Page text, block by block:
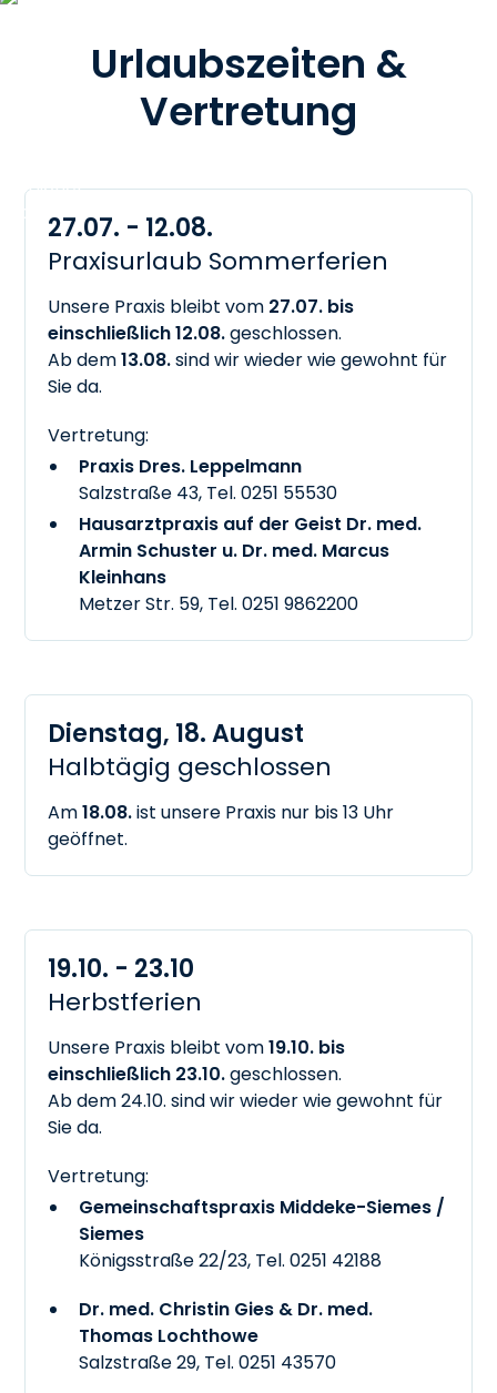
Urlaubszeiten &
Vertretung
27.07. - 12.08.
Praxisurlaub Sommerferien
Unsere Praxis bleibt vom 27.07. bis
einschließlich 12.08.geschlossen.
Ab dem13.08.sind wir wieder wie gewohnt für
Sie da.
Vertretung:
Praxis Dres. Leppelmann
Salzstraße 43, Tel.0251 55530
Hausarztpraxis auf der Geist Dr. med.
Armin Schuster u. Dr. med. Marcus
Kleinhans
Metzer Str. 59, Tel.0251 9862200
Dienstag, 18. August
Halbtägig geschlossen
Am18.08.ist unsere Praxis nur bis 13 Uhr
geöffnet.
19.10. - 23.10
Herbstferien
Unsere Praxis bleibt vom19.10. bis
einschließlich 23.10.geschlossen.
Ab dem 24.10. sind wir wieder wie gewohnt für
Sie da.
Vertretung:
Gemeinschaftspraxis Middeke-Siemes /
Siemes
Königsstraße 22/23, Tel.0251 42188
Dr. med. Christin Gies & Dr. med.
Thomas Lochthowe
Salzstraße 29, Tel.0251 43570